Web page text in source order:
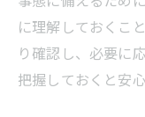
に理解しておくこ
り確認し、必要に
把握しておくと安心